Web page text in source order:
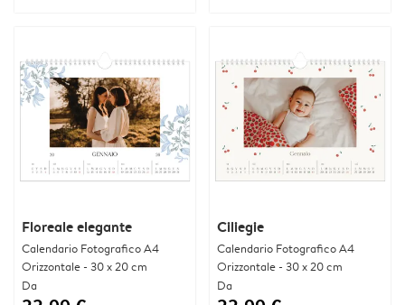
Floreale elegante
Calendario Fotografico A4
Orizzontale - 30 x 20 cm
Da
Ciliegie
Calendario Fotografico A4
Orizzontale - 30 x 20 cm
Da